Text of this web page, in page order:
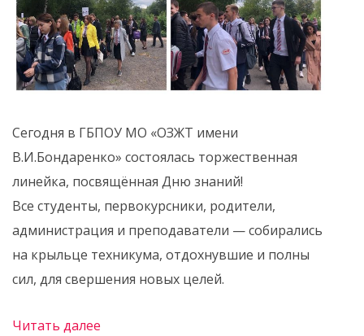
Сегодня в ГБПОУ МО «ОЗЖТ имени
В.И.Бондаренко» состоялась торжественная
линейка, посвящённая Дню знаний!
Все студенты, первокурсники, родители,
администрация и преподаватели — собирались
на крыльце техникума, отдохнувшие и полны
сил, для свершения новых целей.
Читать далее